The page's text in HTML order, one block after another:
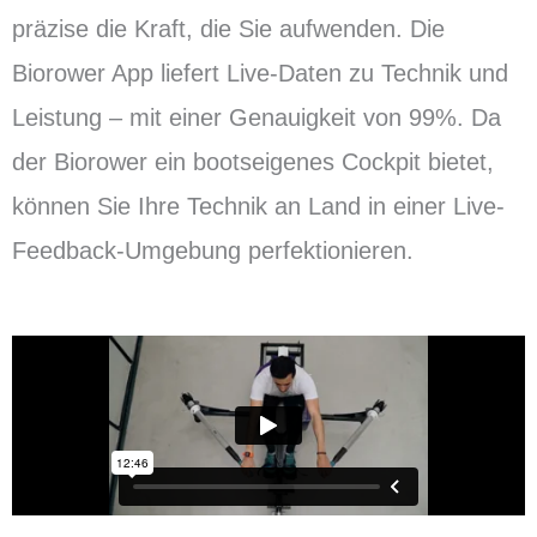
präzise die Kraft, die Sie aufwenden. Die
Biorower App liefert Live-Daten zu Technik und
Leistung – mit einer Genauigkeit von 99%. Da
der Biorower ein bootseigenes Cockpit bietet,
können Sie Ihre Technik an Land in einer Live-
Feedback-Umgebung perfektionieren.